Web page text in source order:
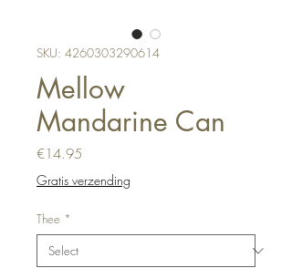
SKU: 4260303290614
Mellow
Mandarine Can
€14.95
Gratis verzending
Thee *